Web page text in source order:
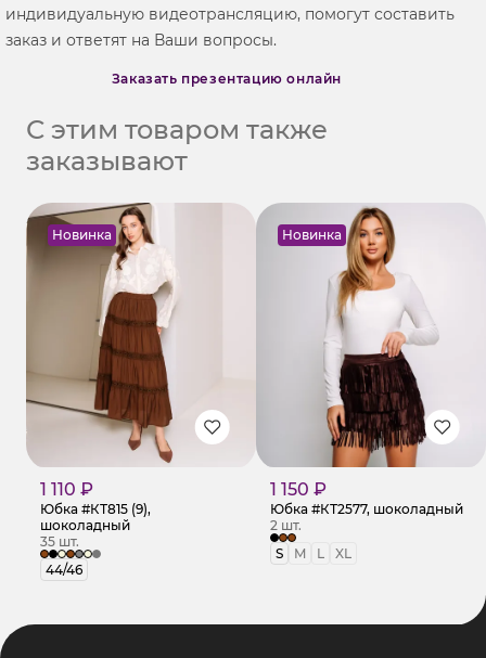
индивидуальную видеотрансляцию, помогут составить
заказ и ответят на Ваши вопросы.
Заказать презентацию онлайн
С этим товаром также
заказывают
Новинка
1 110 ₽
Юбка #КТ815 (9),
шоколадный
35 шт.
44/46
Новинка
1 150 ₽
Юбка #КТ2577, шоколадный
2 шт.
S
M L XL